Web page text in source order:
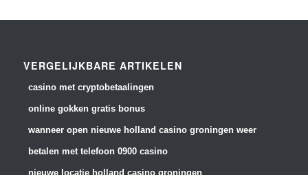
VERGELIJKBARE ARTIKELEN
casino met cryptobetaalingen
online gokken gratis bonus
wanneer open nieuwe holland casino groningen weer
betalen met telefoon 0900 casino
nieuwe locatie holland casino groningen